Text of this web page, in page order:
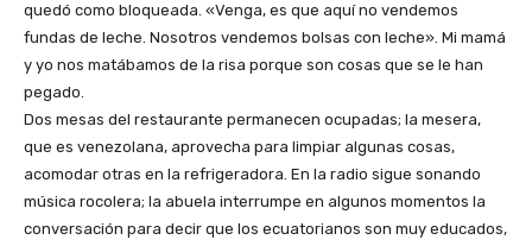
quedó como bloqueada. «Venga, es que aquí no vendemos
fundas de leche. Nosotros vendemos bolsas con leche». Mi mamá
y yo nos matábamos de la risa porque son cosas que se le han
pegado.
Dos mesas del restaurante permanecen ocupadas; la mesera,
que es venezolana, aprovecha para limpiar algunas cosas,
acomodar otras en la refrigeradora. En la radio sigue sonando
música rocolera; la abuela interrumpe en algunos momentos la
conversación para decir que los ecuatorianos son muy educados,